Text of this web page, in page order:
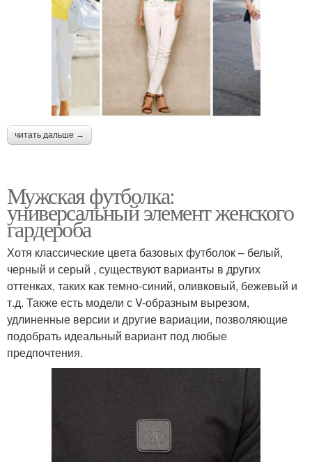
читать дальше →
Мужская футболка:
универсальный элемент женского
гардероба
Хотя классические цвета базовых футболок – белый,
черный и серый , существуют варианты в других
оттенках, таких как темно-синий, оливковый, бежевый и
т.д. Также есть модели с V-образным вырезом,
удлиненные версии и другие вариации, позволяющие
подобрать идеальный вариант под любые
предпочтения.